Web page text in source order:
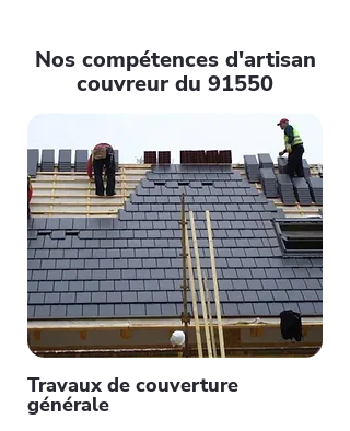
Nos compétences d'artisan
couvreur du 91550
Travaux de couverture
générale